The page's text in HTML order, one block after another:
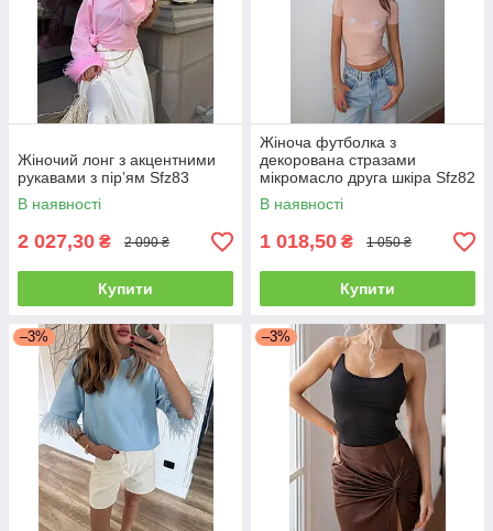
Жіночий лонг з акцентними
рукавами з пірʼям Sfz83
В наявності
2 027,30 ₴ 2 090 ₴
Купити
Жіноча футболка з
декорована стразами
мікромасло друга шкіра Sfz82
В наявності
1 018,50 ₴ 1 050 ₴
Купити
–3% –3%